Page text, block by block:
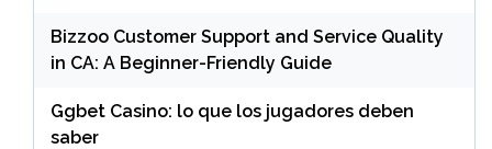
Bizzoo Customer Support and Service Quality
in CA: A Beginner-Friendly Guide
Ggbet Casino: lo que los jugadores deben
saber